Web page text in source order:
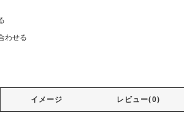
わせる
イメージ レビュー(0)